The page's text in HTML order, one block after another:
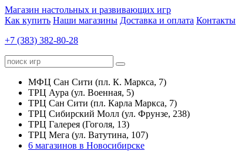
Магазин настольных и развивающих игр
Как купить Наши магазины Доставка и оплата Контакты
+7 (383) 382-80-28
МФЦ Сан Сити (пл. К. Маркса, 7)
ТРЦ Аура (ул. Военная, 5)
ТРЦ Сан Сити (пл. Карла Маркса, 7)
ТРЦ Сибирский Молл (ул. Фрунзе, 238)
ТРЦ Галерея (Гоголя, 13)
ТРЦ Мега (ул. Ватутина, 107)
6 магазинов в Новосибирске